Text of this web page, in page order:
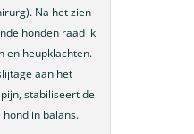
Na het zien
honden raad ik
en heupklachten.
aan het
stabiliseert de
in balans.